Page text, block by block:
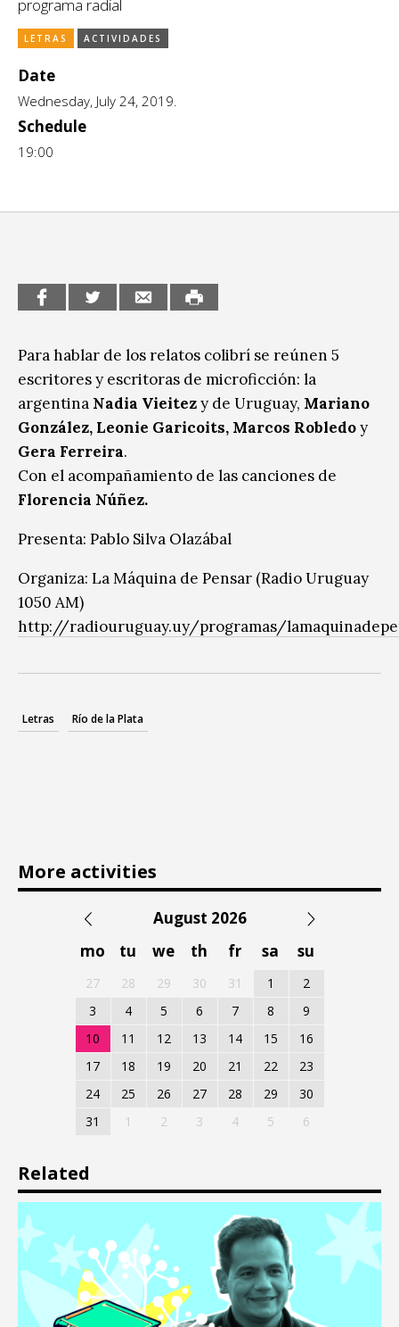
CCE en el interior/libros
Exposiciones
Formación
Género y Diversidad
Infantil y Juvenil
Sin categoría
programa radial
LETRAS ACTIVIDADES
Date
Wednesday, July 24, 2019.
Schedule
19:00
Para hablar de los relatos colibrí se reúnen 5
escritores y escritoras de microficción: la
argentina Nadia Vieitezy de Uruguay, Mariano
González, Leonie Garicoits, Marcos Robledoy
Gera Ferreira.
Con el acompañamiento de las canciones de
Florencia Núñez.
Presenta: Pablo Silva Olazábal
Organiza: La Máquina de Pensar (Radio Uruguay
1050 AM)
http://radiouruguay.uy/programas/
Letras Río de la Plata
More activities
August 2026
mo
tu we th fr sa su
27 28 29 30 31 1
2
3
4 5 6 7 8
9
10
11 12 13 14 15
16
17
18 19 20 21 22
23
24
25 26 27 28 29
30
31
1 2 3 4 5 6
Related